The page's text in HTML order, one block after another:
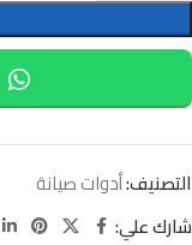
التصنيف:أدوات صيانة
شارك علي: